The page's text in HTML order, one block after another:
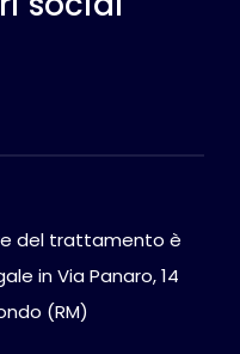
del trattamento è
in Via Panaro, 14
(RM)